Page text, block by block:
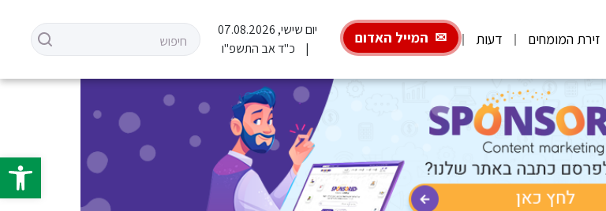
פתח
זירת המומחים דעות המייל האדום
יום שישי, 07.08.2026
כ"ד אב התשפ"ו